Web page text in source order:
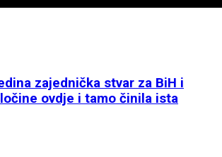
zajednička stvar za BiH i
ovdje i tamo činila ista